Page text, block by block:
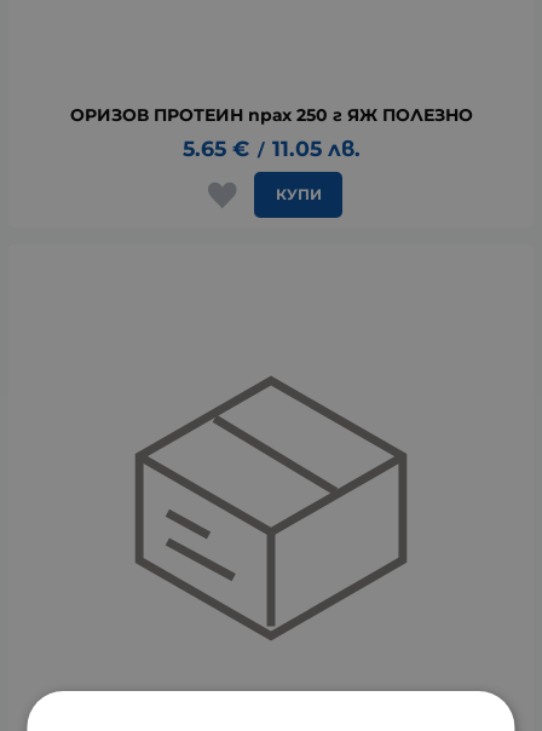
ОРИЗОВ ПРОТЕИН прах 250 г ЯЖ ПОЛЕЗНО
5.65 € / 11.05 лв.
КУПИ